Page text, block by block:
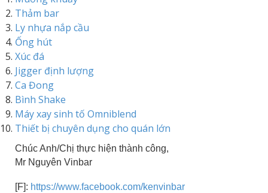
Thảm bar
Ly nhựa nắp cầu
Ống hút
Xúc đá
Jigger định lượng
Ca Đong
Bình Shake
Máy xay sinh tố Omniblend
Thiết bị chuyên dụng cho quán lớn
Chúc Anh/Chị thực hiện thành công,
Mr Nguyên Vinbar
[F]: https://www.facebook.com/kenvinbar